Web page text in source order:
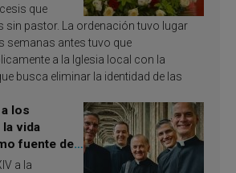
que
sin pastor. La ordenación tuvo lugar
semanas antes tuvo que
a la Iglesia local con la
busca eliminar la identidad de las
los
vida
fuente de
a la